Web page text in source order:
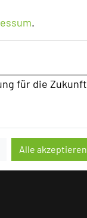
.
für die Zukunft
Alle akzeptieren